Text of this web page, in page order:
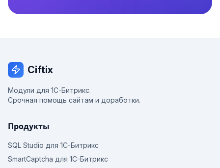
Ciftix
Модули для 1С-Битрикс.
Срочная помощь сайтам и доработки.
Продукты
SQL Studio для 1С-Битрикс
SmartCaptcha для 1С-Битрикс